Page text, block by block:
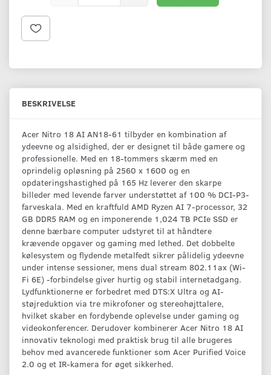
BESKRIVELSE
Acer Nitro 18 AI AN18-61 tilbyder en kombination af
ydeevne og alsidighed, der er designet til både gamere og
professionelle. Med en 18-tommers skærm med en
oprindelig opløsning på 2560 x 1600 og en
opdateringshastighed på 165 Hz leverer den skarpe
billeder med levende farver understøttet af 100 % DCI-P3-
farveskala. Med en kraftfuld AMD Ryzen AI 7-processor, 32
GB DDR5 RAM og en imponerende 1,024 TB PCIe SSD er
denne bærbare computer udstyret til at håndtere
krævende opgaver og gaming med lethed. Det dobbelte
kølesystem og flydende metalfedt sikrer pålidelig ydeevne
under intense sessioner, mens dual stream 802.11ax (Wi-
Fi 6E) -forbindelse giver hurtig og stabil internetadgang.
Lydfunktionerne er forbedret med DTS:X Ultra og AI-
støjreduktion via tre mikrofoner og stereohøjttalere,
hvilket skaber en fordybende oplevelse under gaming og
videokonferencer. Derudover kombinerer Acer Nitro 18 AI
innovativ teknologi med praktisk brug til alle brugeres
behov med avancerede funktioner som Acer Purified Voice
2.0 og et IR-kamera for øget sikkerhed.